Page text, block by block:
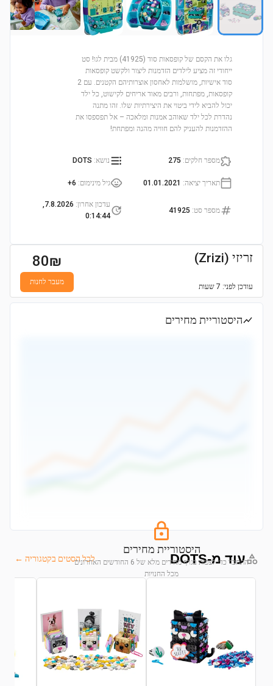
גלו את הקסם של קופסאות סוד (41925) מבית לגו! סט
ייחודי זה מציע לילדים הזדמנות ליצור ולקשט קופסאות
סוד אישיות, מושלמות לאחסון אוצרותיהם הקטנים. עם 2
קופסאות, מפתחות, ורבים מאוד אריחים לקישוט, כל ילד
יכול להביא לידי ביטוי את היצירתיות שלו. זהו מתנה
נהדרת לכל ילד שאוהב אמנות ומלאכה – אל תפספסו את
ההזדמנות להעניק להם חוויה מהנה ומפתחת!
מספר חלקים:
275 נושא:
DOTS
תאריך יציאה:
01.01.2021 גיל מינימום:
6+
מספר סט:
41925
עדכון אחרון:
7.8.2026,
0:14:44
זריזי (Zrizi)
עודכן לפני: 7 שעות
80₪
מעבר לחנות
היסטוריית מחירים
היסטוריית מחירים
התחבר כדי לצפות בגרף מחירים מלא של 6 החודשים האחרונים
מכל החנויות
עוד מ-DOTS לכל הסטים בקטגוריה ←